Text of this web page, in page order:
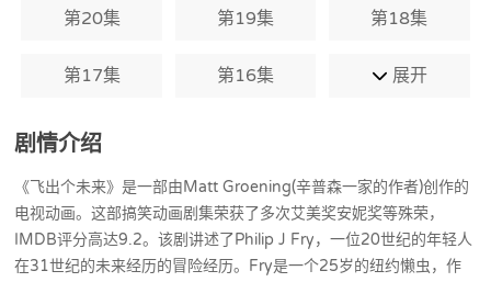
第20集 第19集 第18集
第17集 第16集 展开
剧情介绍
《飞出个未来》是一部由Matt Groening(辛普森一家的作者)创作的
电视动画。这部搞笑动画剧集荣获了多次艾美奖安妮奖等殊荣，
IMDB评分高达9.2。该剧讲述了Philip J Fry，一位20世纪的年轻人
在31世纪的未来经历的冒险经历。Fry是一个25岁的纽约懒虫，作